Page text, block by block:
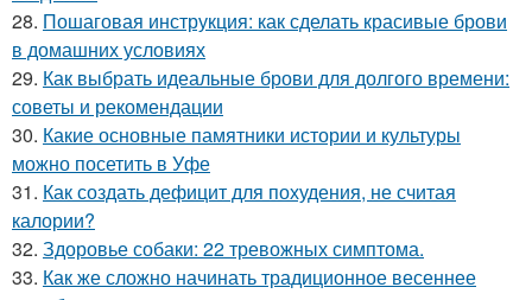
28. Пошаговая инструкция: как сделать красивые брови
в домашних условиях
29. Как выбрать идеальные брови для долгого времени:
советы и рекомендации
30. Какие основные памятники истории и культуры
можно посетить в Уфе
31. Как создать дефицит для похудения, не считая
калории?
32. Здоровье собаки: 22 тревожных симптома.
33. Как же сложно начинать традиционное весеннее